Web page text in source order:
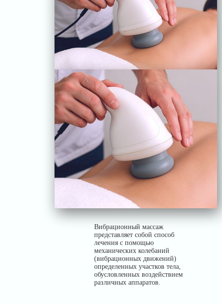
Вибрационный массаж
представляет собой способ
лечения с помощью
механических колебаний
(вибрационных движений)
определенных участков тела,
обусловленных воздействием
различных аппаратов.